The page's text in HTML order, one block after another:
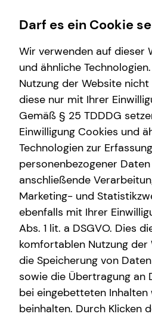
Finanzberatung
Spezialisten-Netzwerk
Investment
Kapitalanlage Immobilien
Altersvorsorge
Betriebliche Altersvorsorge
Arbeitnehmende
Unternehmen
Anforderungen für
bAV-Bausteine für
Karriere
Ausbildung
Wissenswertes
Über mich
Über tecis
Service
Kundenportal
Schadenabwicklung
Darf es ein Cookie
Wir verwenden auf dieser
und ähnliche
Nutzung der Website
diese nur mit Ihrer
Gemäß § 25 TDDDG
Einwilligung Cookies und
Technologien zur Erfassung
personenbezogener
anschließende
Marketing- und
ebenfalls mit Ihrer
Abs. 1 lit. a DSGVO. Dies
komfortablen Nutzung der
die Speicherung von
sowie die Übertragung an
bei eingebetteten Inhalten
beinhalten. Durch Klicken